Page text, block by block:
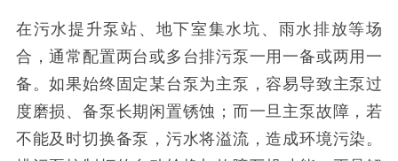
在污水提升泵站、地下室集水坑、雨水排放等场
合，通常配置两台或多台排污泵一用一备或两用一
备。如果始终固定某台泵为主泵，容易导致主泵过
度磨损、备泵长期闲置锈蚀；而一旦主泵故障，若
不能及时切换备泵，污水将溢流，造成环境污染。